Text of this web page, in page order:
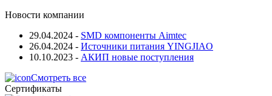
Новости компании
29.04.2024 - SMD компоненты Aimtec
26.04.2024 - Источники питания YINGJIAO
10.10.2023 - АКИП новые поступления
Смотреть все
Сертификаты